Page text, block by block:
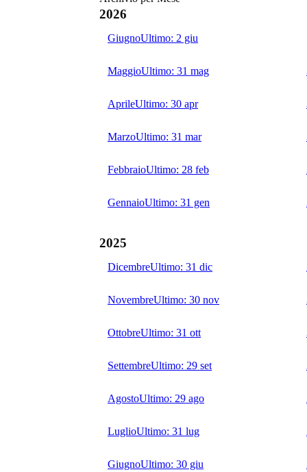
2026
GiugnoUltimo: 2 giu
MaggioUltimo: 31 mag
AprileUltimo: 30 apr
MarzoUltimo: 31 mar
FebbraioUltimo: 28 feb
GennaioUltimo: 31 gen
2025
DicembreUltimo: 31 dic
NovembreUltimo: 30 nov
OttobreUltimo: 31 ott
SettembreUltimo: 29 set
AgostoUltimo: 29 ago
LuglioUltimo: 31 lug
GiugnoUltimo: 30 giu